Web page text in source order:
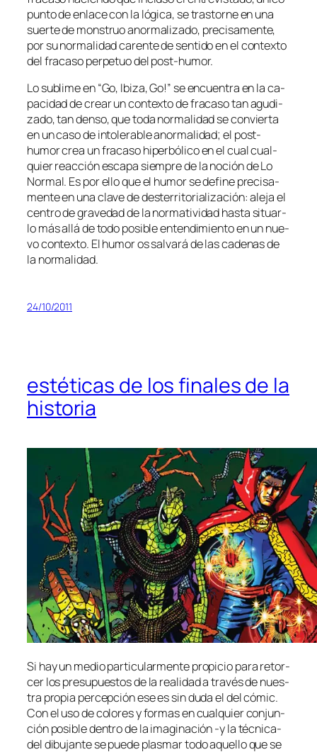
pun­to de en­la­ce con la ló­gi­ca, se tras­tor­ne en una
suer­te de mons­truo anor­ma­li­za­do, pre­ci­sa­men­te,
por su nor­ma­li­dad ca­ren­te de sen­ti­do en el con­tex­to
del fra­ca­so per­pe­tuo del post-humor.
Lo su­bli­me en “Go, Ibiza, Go!” se en­cuen­tra en la ca­
pa­ci­dad de crear un con­tex­to de fra­ca­so tan agu­di­
za­do, tan den­so, que to­da nor­ma­li­dad se con­vier­ta
en un ca­so de in­to­le­ra­ble anor­ma­li­dad; el post-
humor crea un fra­ca­so hi­per­bó­li­co en el cual cual­
quier reac­ción es­ca­pa siem­pre de la no­ción de Lo
Normal. Es por ello que el hu­mor se de­fi­ne pre­ci­sa­
men­te en una cla­ve de des­te­rri­to­ria­li­za­ción: ale­ja el
cen­tro de gra­ve­dad de la nor­ma­ti­vi­dad has­ta si­tuar­
lo más allá de to­do po­si­ble en­ten­di­mien­to en un nue­
vo con­tex­to. El hu­mor os sal­va­rá de las ca­de­nas de
la normalidad.
24/10/2011
estéticas de los finales de la
historia
Si hay un me­dio par­ti­cu­lar­men­te pro­pi­cio pa­ra re­tor­
cer los pre­su­pues­tos de la reali­dad a tra­vés de nues­
tra pro­pia per­cep­ción ese es sin du­da el del có­mic.
Con el uso de co­lo­res y for­mas en cual­quier con­jun­
ción po­si­ble den­tro de la ima­gi­na­ción ‑y la técnica-
del di­bu­jan­te se pue­de plas­mar to­do aque­llo que se